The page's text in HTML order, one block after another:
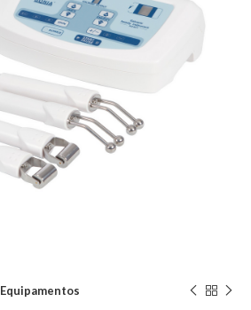
Equipamentos